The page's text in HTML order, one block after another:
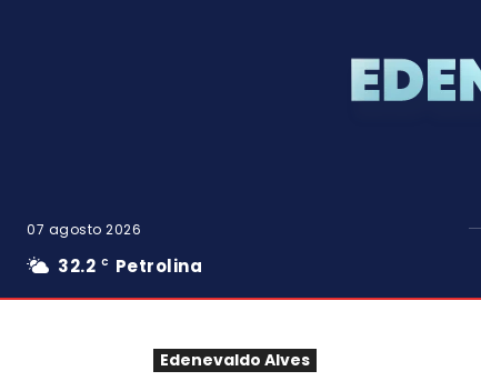
07 agosto 2026
32.2 C Petrolina
Edenevaldo Alves